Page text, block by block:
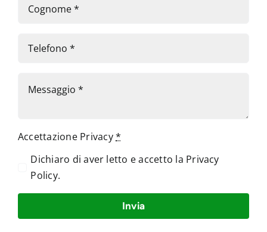
Accettazione Privacy*
Dichiaro di aver letto e accetto la Privacy
Policy.
Invia